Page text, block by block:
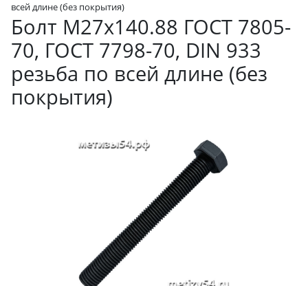
всей длине (без покрытия)
Болт М27х140.88 ГОСТ 7805-
70, ГОСТ 7798-70, DIN 933
резьба по всей длине (без
покрытия)